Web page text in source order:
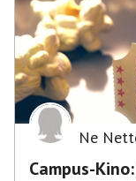
Ne
Campus-